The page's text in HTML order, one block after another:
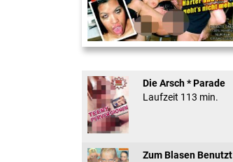
Fickt den Schlampen ...
Die Arsch * Parade
Laufzeit 113 min.
Zum Blasen Benutzt